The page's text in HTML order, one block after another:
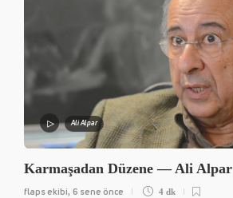
Ali Alpar
Karmaşadan Düzene — Ali Alpar
flaps ekibi, 6 sene önce 4 dk